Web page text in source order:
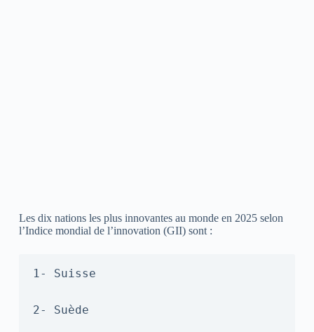
Les dix nations les plus innovantes au monde en 2025 selon
l’Indice mondial de l’innovation (GII) sont :
1- Suisse
2- Suède